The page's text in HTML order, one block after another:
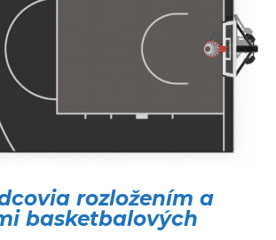
rozložením a
basketbalových